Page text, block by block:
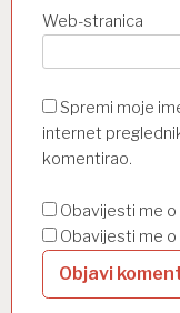
Web-stranica
Spremi moje
internet
komentirao.
Obavijesti me
Obavijesti me